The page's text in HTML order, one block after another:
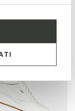
PLUS FEMME